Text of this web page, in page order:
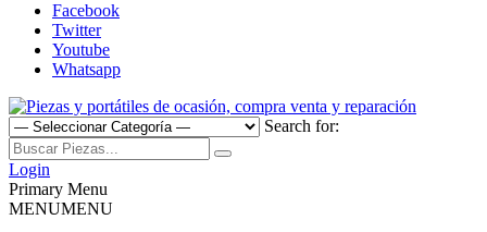
Facebook
Twitter
Youtube
Whatsapp
Piezas y portátiles de ocasión,
compra venta y reparación
Todo lo que necesitas para reparar tu portatil, Pantallas, Teclas,
Teclados, Baterías, Carcasas, Placas, Gráficas, Procesadores,
Ventiladores
Search for:
Login
Primary Menu
MENUMENU